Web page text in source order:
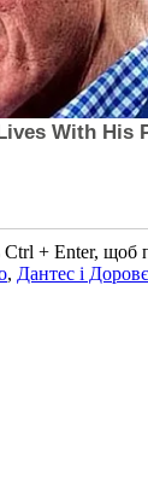
Ctrl + Enter,
, Дантес і